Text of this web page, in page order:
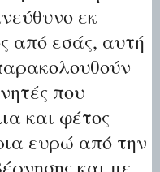
εκ
από εσάς, αυτή
που
και φέτος
ευρώ από την
και με